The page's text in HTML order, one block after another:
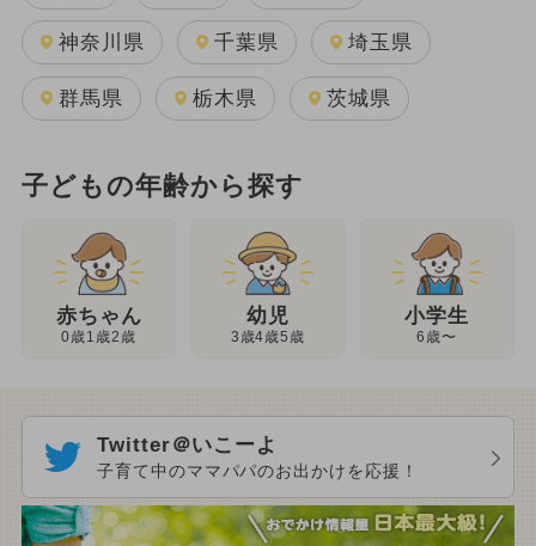
神奈川県 千葉県 埼玉県
群馬県 栃木県 茨城県
子どもの年齢から探す
赤ちゃん
0歳1歳2歳
幼児
3歳4歳5歳
小学生
6歳〜
Twitter＠いこーよ
子育て中のママパパのお出かけを応援！